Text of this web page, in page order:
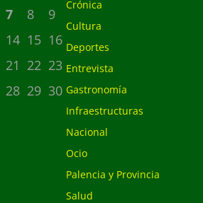
7 8
9
14 15 16
21 22 23
28 29 30
Crónica
Cultura
Deportes
Entrevista
Gastronomía
Infraestructuras
Nacional
Ocio
Palencia y Provincia
Salud